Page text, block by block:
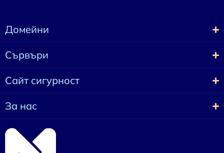
Домейни
Сървъри
Сайт сигурност
За нас